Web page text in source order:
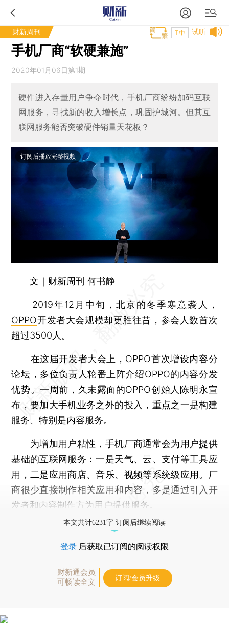
财新周刊 试听
T中
手机厂商“软硬兼施”
2020年01月06日第1期
硬件进入存量用户争夺时代，手机厂商纷纷加码互联
网服务，寻找新的收入增长点，巩固护城河。但其互
联网服务能否突破硬件销量天花板？
订阅后播放完整视频
文｜财新周刊 何书静
2019年12月中旬，北京的冬季寒意袭人，
OPPO开发者大会规模却更胜往昔，参会人数首次
超过3500人。
在这届开发者大会上，OPPO首次增设内容分
论坛，多位负责人轮番上阵介绍OPPO的内容分发
优势。一周前，久未露面的OPPO创始人 陈明永宣
布，要加大手机业务之外的投入，重点之一是构建
服务、特别是内容服务。
为增加用户粘性，手机厂商通常会为用户提供
基础的互联网服务：一是天气、云、支付等工具应
用，二是应用商店、音乐、视频等系统级应用。厂
商很少直接制作相关应用和内容，多是通过引入开
发者和内容制作方为用户提供服务。
本文共计6231字 订阅后继续阅读
登录 后获取已订阅的阅读权限
财新通会员
可畅读全文
订阅/会员升级